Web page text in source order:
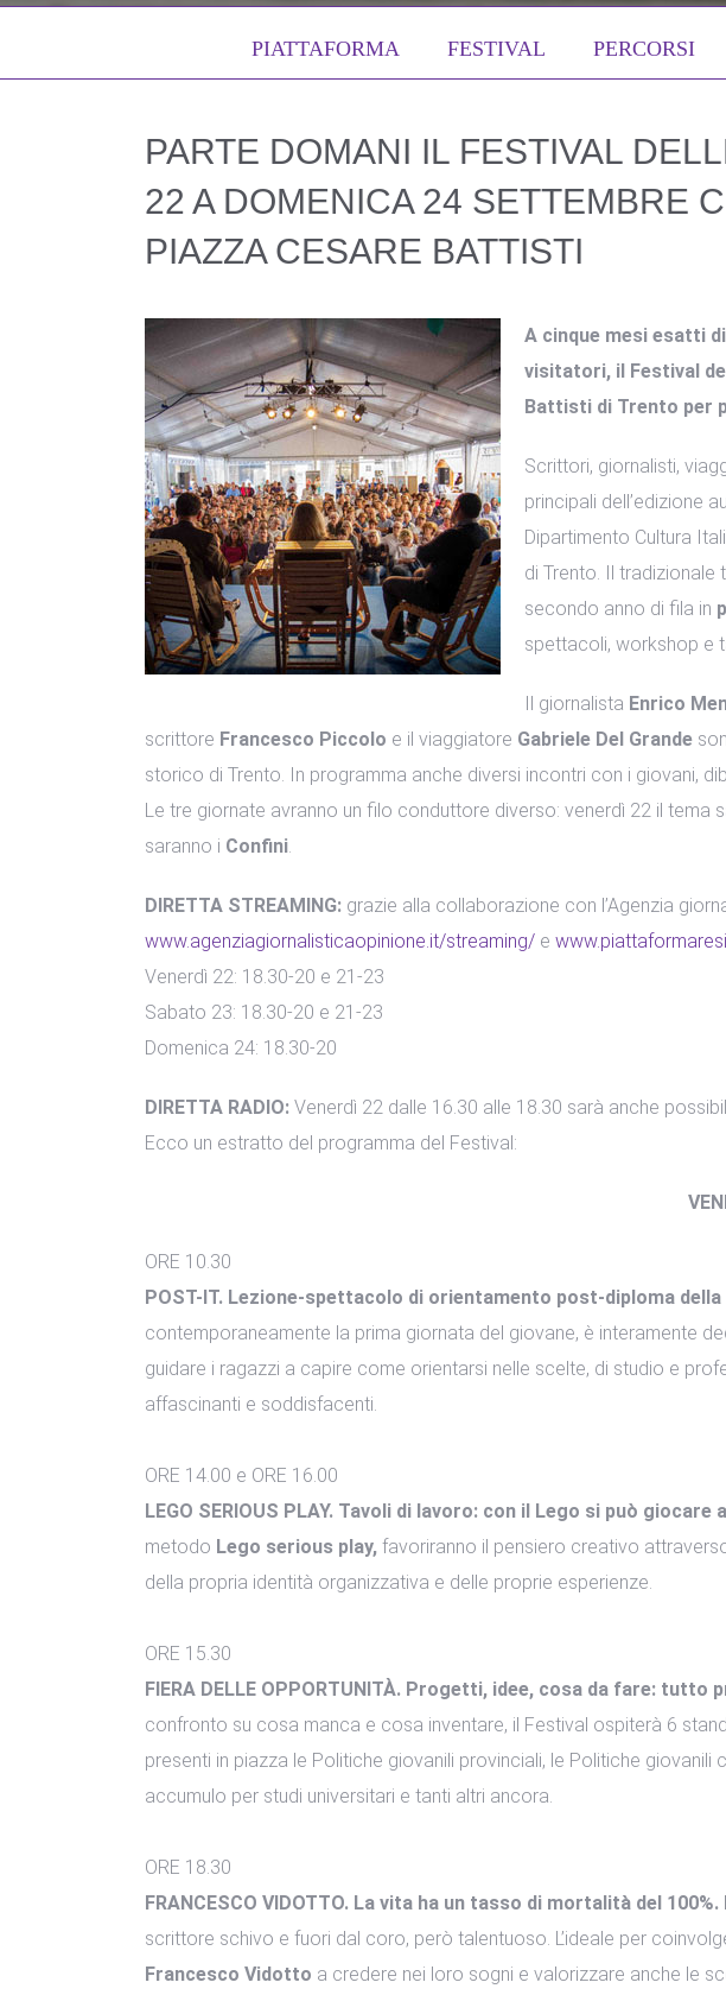
PIATTAFORMA FESTIVAL PERCORSI
PARTE DOMANI IL FESTIVAL
22 A DOMENICA 24 SETTEMBRE
PIAZZA CESARE BATTISTI
A cinque mesi esatti
visitatori, il Festival
Battisti di Trento per
Scrittori, giornalisti,
principali dell’edizione
Dipartimento Cultura
di Trento. Il
secondo anno di fila in
spettacoli, workshop e
Il giornalista Enrico
scrittore Francesco Piccolo e il viaggiatore Gabriele Del Grande
storico di Trento. In programma anche diversi incontri con i giovani,
Le tre giornate avranno un filo conduttore diverso: venerdì 22 il tema
saranno i Confini.
DIRETTA STREAMING: grazie alla collaborazione con l’Agenzia
www.agenziagiornalisticaopinione.it/streaming/ e
Venerdì 22: 18.30-20 e 21-23
Sabato 23: 18.30-20 e 21-23
Domenica 24: 18.30-20
DIRETTA RADIO: Venerdì 22 dalle 16.30 alle 18.30 sarà anche
Ecco un estratto del programma del Festival:
ORE 10.30
POST-IT. Lezione-spettacolo di orientamento post-diploma
contemporaneamente la prima giornata del giovane, è interamente
guidare i ragazzi a capire come orientarsi nelle scelte, di studio e
affascinanti e soddisfacenti.
ORE 14.00 e ORE 16.00
LEGO SERIOUS PLAY. Tavoli di lavoro: con il Lego si può giocare
metodo Lego serious play, favoriranno il pensiero creativo
della propria identità organizzativa e delle proprie esperienze.
ORE 15.30
FIERA DELLE OPPORTUNITÀ. Progetti, idee, cosa da fare:
confronto su cosa manca e cosa inventare, il Festival ospiterà 6
presenti in piazza le Politiche giovanili provinciali, le Politiche
accumulo per studi universitari e tanti altri ancora.
ORE 18.30
FRANCESCO VIDOTTO. La vita ha un tasso di mortalità del
scrittore schivo e fuori dal coro, però talentuoso. L’ideale per
Francesco Vidotto a credere nei loro sogni e valorizzare anche le